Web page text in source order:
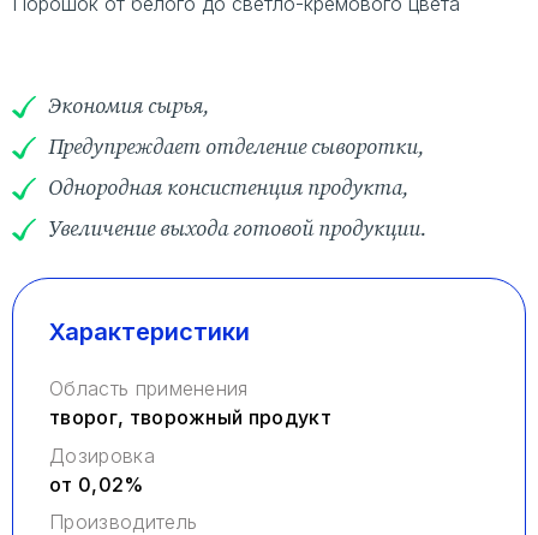
Заказать звонок
Экономия сырья,
Предупреждает отделение сыворотки,
Однородная консистенция продукта,
Увеличение выхода готовой продукции.
Характеристики
Область применения
творог, творожный продукт
Дозировка
от 0,02%
Производитель